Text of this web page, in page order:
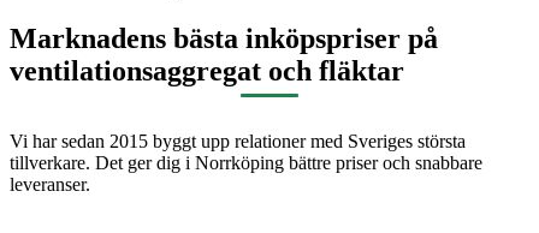
Marknadens bästa inköpspriser på
ventilationsaggregat och fläktar
Vi har sedan 2015 byggt upp relationer med Sveriges största
tillverkare. Det ger dig i Norrköping bättre priser och snabbare
leveranser.